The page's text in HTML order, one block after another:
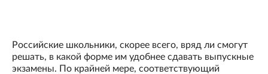
Российские школьники, скорее всего, вряд ли смогут
решать, в какой форме им удобнее сдавать выпускные
экзамены. По крайней мере, соответствующий